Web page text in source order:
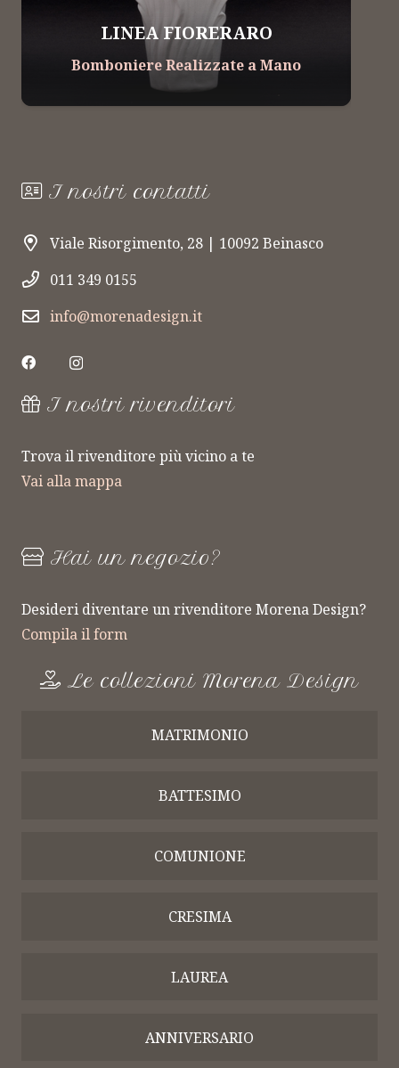
LINEA FIORERARO
Bomboniere Realizzate a Mano
I nostri contatti
Viale Risorgimento, 28 | 10092 Beinasco
011 349 0155
info@morenadesign.it
I nostri rivenditori
Trova il rivenditore più vicino a te
Vai alla mappa
Hai un negozio?
Desideri diventare un rivenditore Morena Design?
Compila il form
Le collezioni Morena Design
MATRIMONIO
BATTESIMO
COMUNIONE
CRESIMA
LAUREA
ANNIVERSARIO